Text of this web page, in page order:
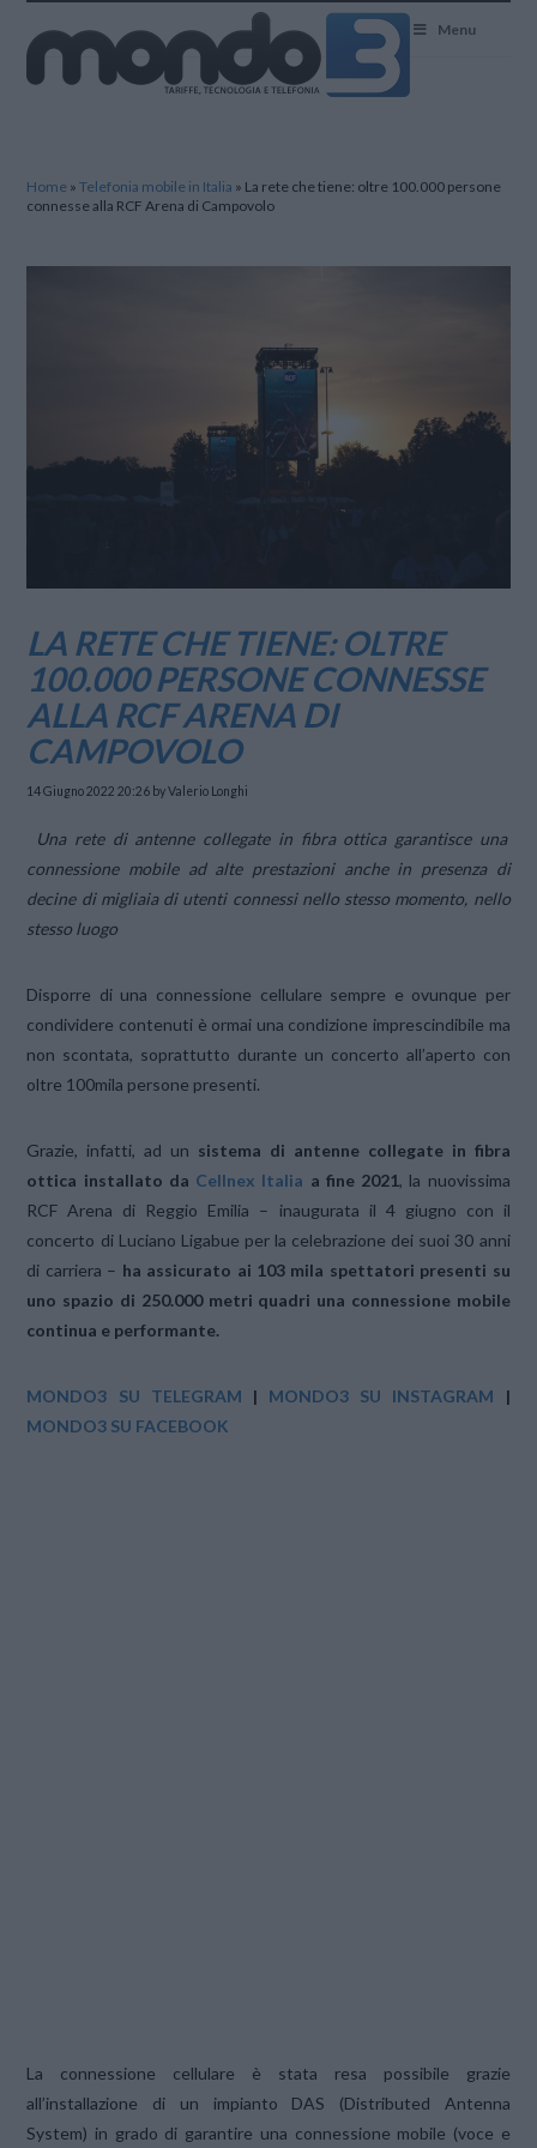
Menu
Home »Telefonia mobile in Italia » La rete che tiene: oltre 100.000 persone
connesse alla RCF Arena di Campovolo
LA RETE CHE TIENE: OLTRE
100.000 PERSONE CONNESSE
ALLA RCF ARENA DI
CAMPOVOLO
14 Giugno 2022 20:26 by Valerio Longhi
Una rete di antenne collegate in fibra ottica garantisce una
connessione mobile ad alte prestazioni anche in presenza di
decine di migliaia di utenti connessi nello stesso momento, nello
stesso luogo
Disporre di una connessione cellulare sempre e ovunque per
condividere contenuti è ormai una condizione imprescindibile ma
non scontata, soprattutto durante un concerto all’aperto con
oltre 100mila persone presenti.
Grazie, infatti, ad un sistema di antenne collegate in fibra
ottica installato da Cellnex Italia a fine 2021, la nuovissima
RCF Arena di Reggio Emilia – inaugurata il 4 giugno con il
concerto di Luciano Ligabue per la celebrazione dei suoi 30 anni
di carriera – ha assicurato ai 103 mila spettatori presenti su
uno spazio di 250.000 metri quadri una connessione mobile
continua e performante.
MONDO3 SU TELEGRAM | MONDO3 SU INSTAGRAM |
MONDO3 SU FACEBOOK
La connessione cellulare è stata resa possibile grazie
all’installazione di un impianto DAS (Distributed Antenna
System) in grado di garantire una connessione mobile (voce e